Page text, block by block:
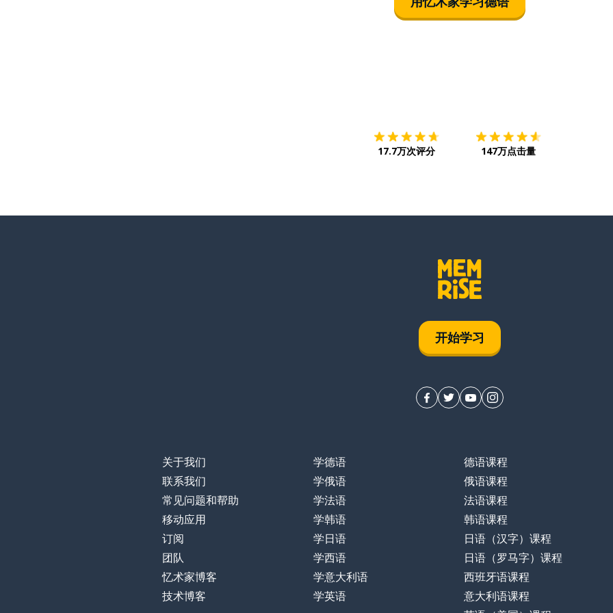
17.7万次评分 147万点击量
开始学习
关于我们
联系我们
常见问题和帮助
移动应用
订阅
团队
忆术家博客
技术博客
学德语
学俄语
学法语
学韩语
学日语
学西语
学意大利语
学英语
德语课程
俄语课程
法语课程
韩语课程
日语（汉字）课程
日语（罗马字）课程
西班牙语课程
意大利语课程